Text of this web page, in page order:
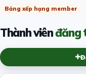
Bảng xếp hạng member
Thành viênđăng